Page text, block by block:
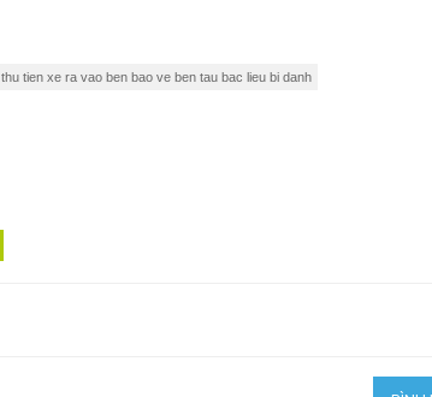
thu tien xe ra vao ben bao ve ben tau bac lieu bi danh